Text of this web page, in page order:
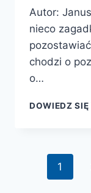
Autor:
nieco
chodzi o
o…
DOWIEDZ SIĘ
1